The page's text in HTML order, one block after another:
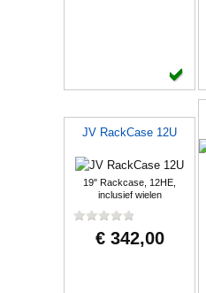
JV RackCase 12U
19" Rackcase, 12HE,
inclusief wielen
€ 342,00